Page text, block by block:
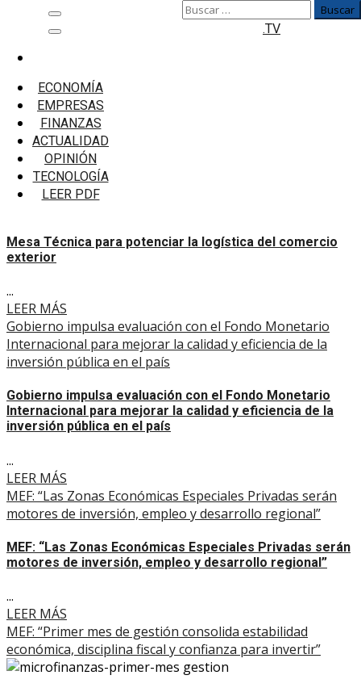
Menú
principal
ECONOMÍA
EMPRESAS
FINANZAS
ACTUALIDAD
OPINIÓN
TECNOLOGÍA
LEER PDF
Buscar:
.TV
Ministerio de Economía y
Finanzas
Mesa Técnica para potenciar la logística del comercio
Mesa Técnica para potenciar la logística del comercio
exterior
...
LEER MÁS
Gobierno impulsa evaluación con el Fondo Monetario
Internacional para mejorar la calidad y eficiencia de la
inversión pública en el país
Gobierno impulsa evaluación con el Fondo Monetario
Internacional para mejorar la calidad y eficiencia de la
inversión pública en el país
...
LEER MÁS
MEF: “Las Zonas Económicas Especiales Privadas serán
motores de inversión, empleo y desarrollo regional”
MEF: “Las Zonas Económicas Especiales Privadas serán
motores de inversión, empleo y desarrollo regional”
...
LEER MÁS
MEF: “Primer mes de gestión consolida estabilidad
económica, disciplina fiscal y confianza para invertir”